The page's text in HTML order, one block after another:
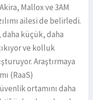
Mallox ve 3AM
ailesi de belirledi.
daha küçük, daha
ve kolluk
Araştırmaya
(RaaS)
ortamını daha